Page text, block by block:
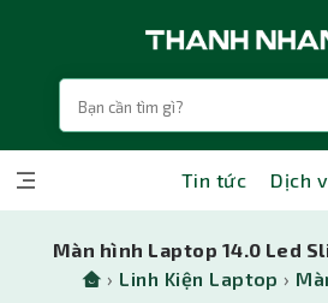
Tin tức Dịch
Màn hình Laptop 14.0 Led
› Linh Kiện Laptop ›